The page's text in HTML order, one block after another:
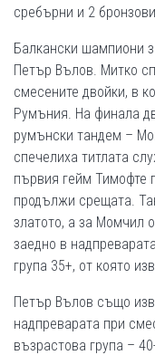
сребърни и 2
Балкански шампиони
Петър Вълов. Митко
смесените двойки, в
Румъния. На финала
румънски тандем –
спечелиха титлата
първия гейм Тимофте
продължи срещата.
златото, а за Момчил
заедно в
група 35+, от която
Петър Вълов също
надпреварата при
възрастова група –